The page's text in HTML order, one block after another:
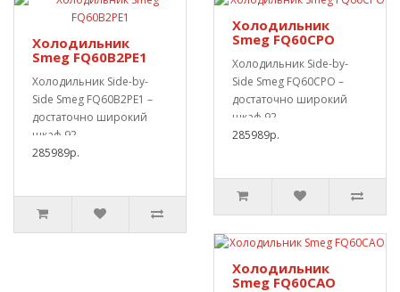
Холодильник
Smeg FQ60B2PE1
Холодильник Side-by-
Side Smeg FQ60B2PE1 –
достаточно широкий
шкаф 92
сантиметра.Специализи..
285989р.
Холодильник
Smeg FQ60CPO
Холодильник Side-by-
Side Smeg FQ60CPO –
достаточно широкий
шкаф 92
285989р.
Холодильник
Smeg FQ60CAO